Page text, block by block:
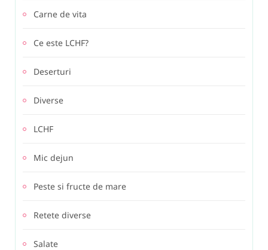
Carne de vita
Ce este LCHF?
Deserturi
Diverse
LCHF
Mic dejun
Peste si fructe de mare
Retete diverse
Salate